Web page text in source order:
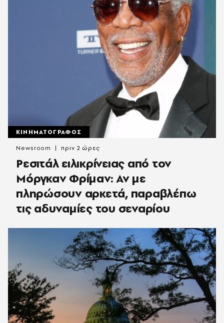
ΚΙΝΗΜΑΤΟΓΡΑΦΟΣ
Ρεσιτάλ ειλικρίνειας από τον
Μόργκαν Φρίμαν: Αν με
πληρώσουν αρκετά, παραβλέπω
τις αδυναμίες του σεναρίου
Newsroom πριν 2 ώρες